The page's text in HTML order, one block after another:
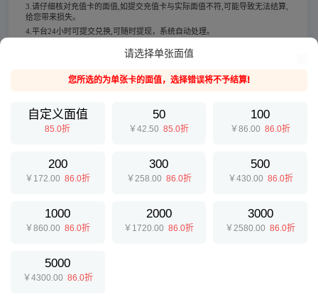
3.请仔细核对充值卡的面值,如提交充值卡与实际面值不符,可能导致无法结算,
给您带来损失。
4.平台24小时可提交兑换,可随时提现，系统自动处理。
获取的充值卡，一经发现异常情况E收卡有义务向公安机关反映。
请选择单张面值
您所选的为单张卡的面值，选择错误将不予结算!
自定义面值
85.0折
50
￥42.5085.0折
100
￥86.0086.0折
200
￥172.0086.0折
300
￥258.00 86.0折
500
￥430.00 86.0折
1000
￥860.0086.0折
2000
￥1720.0086.0折
3000
￥2580.0086.0折
5000
￥4300.00 86.0折